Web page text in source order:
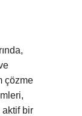
çözme
aktif bir